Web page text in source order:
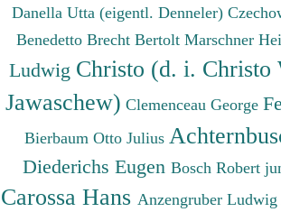
Danella Utta (eigentl. Denneler)
Benedetto Brecht Bertolt Marschner
Ludwig Christo (d. i.
Jawaschew) Clemenceau George
Bierbaum Otto Julius
Diederichs Eugen Bosch Robert
Carossa Hans Anzengruber Ludwig